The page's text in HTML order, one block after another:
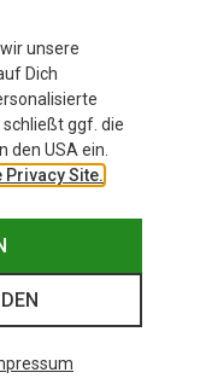
unsere
Dich
ggf. die
den USA ein.
Privacy Site.